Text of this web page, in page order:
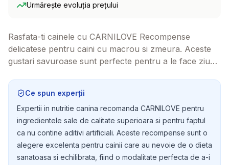
Urmărește evoluția prețului
Rasfata-ti cainele cu CARNILOVE Recompense
delicatese pentru caini cu macrou si zmeura. Aceste
gustari savuroase sunt perfecte pentru a le face ziua
folosesti ca recompense in timpul antrenamentului sau
pur si simplu ca o mica rasfata, cainii tai merita tot ce e
mai bun.
Ce spun experții
Expertii in nutritie canina recomanda CARNILOVE pentru
ingredientele sale de calitate superioara si pentru faptul
ca nu contine aditivi artificiali. Aceste recompense sunt o
alegere excelenta pentru cainii care au nevoie de o dieta
sanatoasa si echilibrata, fiind o modalitate perfecta de a-i